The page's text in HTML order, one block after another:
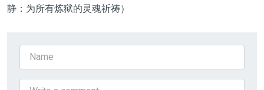
静： 为所有炼狱的灵魂祈祷）